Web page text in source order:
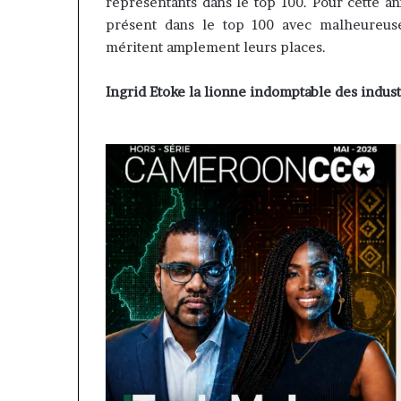
présent dans le top 100 avec
méritent amplement leurs places.
Ingrid Etoke la lionne indomptable des
évoluer
le
regard
sur
samir
Bouzidi
se
confie
sur
jesuisaucameroun
com
regard porté
samir Bouzidi